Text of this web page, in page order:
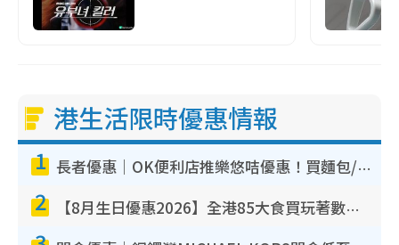
港生活限時優惠情報
1 長者優惠｜OK便利店推樂悠咭優惠！買麵包/牛奶/保健品拍卡即減
2 【8月生日優惠2026】全港85大食買玩著數攻略 自助餐/火鍋放題同行免費＋誠品/DONKI送現金券